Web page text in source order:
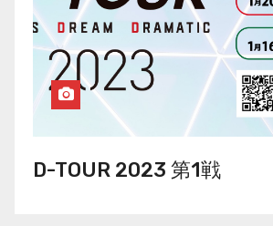
D-TOUR 2023 第1戦